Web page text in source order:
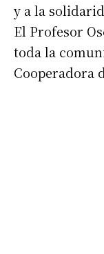
y a la
El Profesor
toda la
Cooperadora